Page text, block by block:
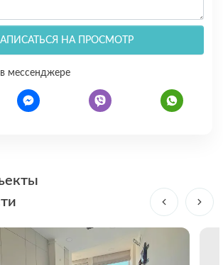
НА ПРОСМОТР
мессенджере